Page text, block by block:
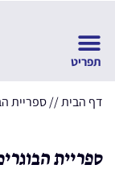
דף הבית//ספריית
ספריית